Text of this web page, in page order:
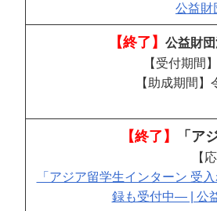
公益財
【終了】 公益財
【受付期間
【助成期間
【終了】 「ア
【
「アジア留学生インターン 受
録も受付中― | 公